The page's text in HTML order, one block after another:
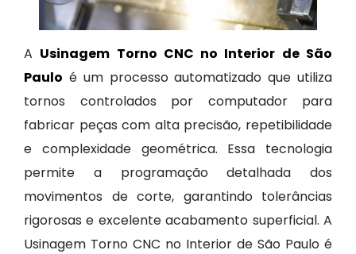
A Usinagem Torno CNC no Interior de São
Paulo é um processo automatizado que utiliza
tornos controlados por computador para
fabricar peças com alta precisão, repetibilidade
e complexidade geométrica. Essa tecnologia
permite a programação detalhada dos
movimentos de corte, garantindo tolerâncias
rigorosas e excelente acabamento superficial. A
Usinagem Torno CNC no Interior de São Paulo é